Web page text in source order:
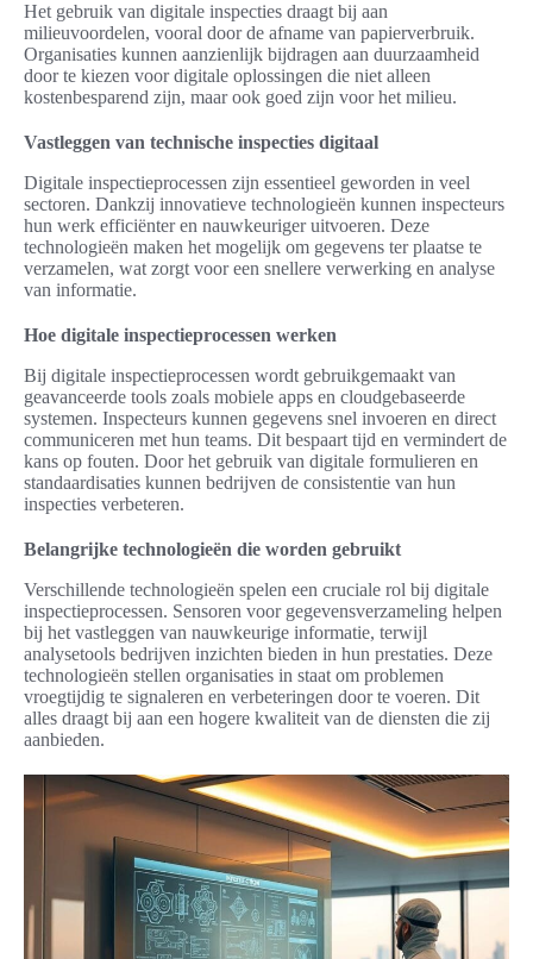
Het gebruik van digitale inspecties draagt bij aan
milieuvoordelen, vooral door de afname van papierverbruik.
Organisaties kunnen aanzienlijk bijdragen aan duurzaamheid
door te kiezen voor digitale oplossingen die niet alleen
kostenbesparend zijn, maar ook goed zijn voor het milieu.
Vastleggen van technische inspecties digitaal
Digitale inspectieprocessen zijn essentieel geworden in veel
sectoren. Dankzij innovatieve technologieën kunnen inspecteurs
hun werk efficiënter en nauwkeuriger uitvoeren. Deze
technologieën maken het mogelijk om gegevens ter plaatse te
verzamelen, wat zorgt voor een snellere verwerking en analyse
van informatie.
Hoe digitale inspectieprocessen werken
Bij digitale inspectieprocessen wordt gebruikgemaakt van
geavanceerde tools zoals mobiele apps en cloudgebaseerde
systemen. Inspecteurs kunnen gegevens snel invoeren en direct
communiceren met hun teams. Dit bespaart tijd en vermindert de
kans op fouten. Door het gebruik van digitale formulieren en
standaardisaties kunnen bedrijven de consistentie van hun
inspecties verbeteren.
Belangrijke technologieën die worden gebruikt
Verschillende technologieën spelen een cruciale rol bij digitale
inspectieprocessen. Sensoren voor gegevensverzameling helpen
bij het vastleggen van nauwkeurige informatie, terwijl
analysetools bedrijven inzichten bieden in hun prestaties. Deze
technologieën stellen organisaties in staat om problemen
vroegtijdig te signaleren en verbeteringen door te voeren. Dit
alles draagt bij aan een hogere kwaliteit van de diensten die zij
aanbieden.